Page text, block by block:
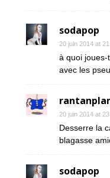
sodapop
20 juin 2014 at
à quoi
avec les
20 juin 2014 at
Desserre la
blagasse
sodapop